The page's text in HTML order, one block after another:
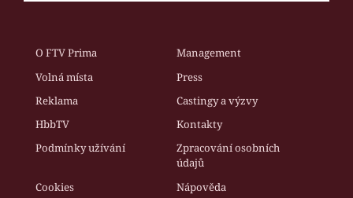
O FTV Prima
Management
Volná místa
Press
Reklama
Castingy a výzvy
HbbTV
Kontakty
Podmínky užívání
Zpracování osobních
údajů
Cookies
Nápověda